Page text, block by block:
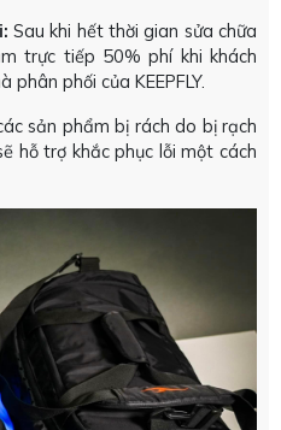
Sau khi hết thời gian sửa chữa
trực tiếp 50% phí khi khách
phối của KEEPFLY.
sản phẩm bị rách do bị rạch
hỗ trợ khắc phục lỗi một cách